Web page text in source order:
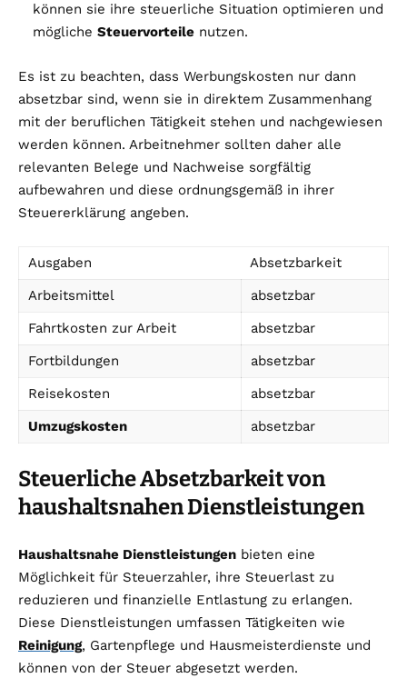
können sie ihre steuerliche Situation optimieren und
mögliche Steuervorteile nutzen.
Es ist zu beachten, dass Werbungskosten nur dann
absetzbar sind, wenn sie in direktem Zusammenhang
mit der beruflichen Tätigkeit stehen und nachgewiesen
werden können. Arbeitnehmer sollten daher alle
relevanten Belege und Nachweise sorgfältig
aufbewahren und diese ordnungsgemäß in ihrer
Steuererklärung angeben.
Ausgaben
Absetzbarkeit
Arbeitsmittel
absetzbar
Fahrtkosten zur Arbeit
absetzbar
Fortbildungen
absetzbar
Reisekosten
absetzbar
Umzugskosten
absetzbar
Steuerliche Absetzbarkeit von
haushaltsnahen Dienstleistungen
Haushaltsnahe Dienstleistungen bieten eine
Möglichkeit für Steuerzahler, ihre Steuerlast zu
reduzieren und finanzielle Entlastung zu erlangen.
Diese Dienstleistungen umfassen Tätigkeiten wie
Reinigung, Gartenpflege und Hausmeisterdienste und
können von der Steuer abgesetzt werden.